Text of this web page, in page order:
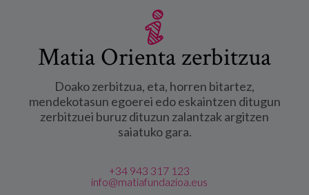
Matia Orienta zerbitzua
Doako zerbitzua, eta, horren bitartez,
mendekotasun egoerei edo eskaintzen ditugun
zerbitzuei buruz dituzun zalantzak argitzen
saiatuko gara.
+34 943 317 123
info@matiafundazioa.eus